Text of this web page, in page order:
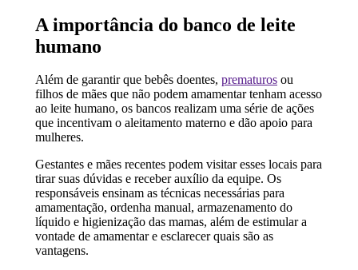
A importância do banco de leite
humano
Além de garantir que bebês doentes, prematurosou
filhos de mães que não podem amamentar tenham acesso
ao leite humano, os bancos realizam uma série de ações
que incentivam o aleitamento materno e dão apoio para
mulheres.
Gestantes e mães recentes podem visitar esses locais para
tirar suas dúvidas e receber auxílio da equipe. Os
responsáveis ensinam as técnicas necessárias para
amamentação, ordenha manual, armazenamento do
líquido e higienização das mamas, além de estimular a
vontade de amamentar e esclarecer quais são as
vantagens.